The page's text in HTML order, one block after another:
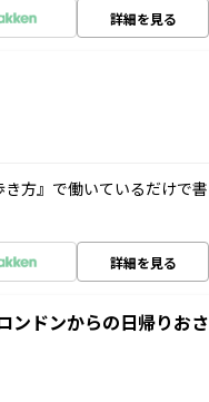
詳細を見る
方』で働いているだけで書
詳細を見る
ンドンからの日帰りおさ